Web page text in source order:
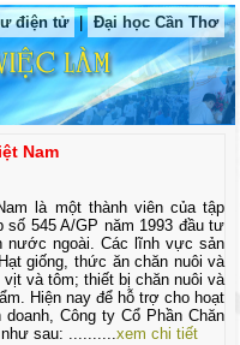
điện tử | Đại học Cần Thơ
Nam
là một thành viên của tập
số 545 A/GP năm 1993 đầu tư
nước ngoài. Các lĩnh vực sản
giống, thức ăn chăn nuôi và
và tôm; thiết bị chăn nuôi và
Hiện nay để hỗ trợ cho hoạt
Công ty Cổ Phần Chăn
như sau: ..........xem chi tiết